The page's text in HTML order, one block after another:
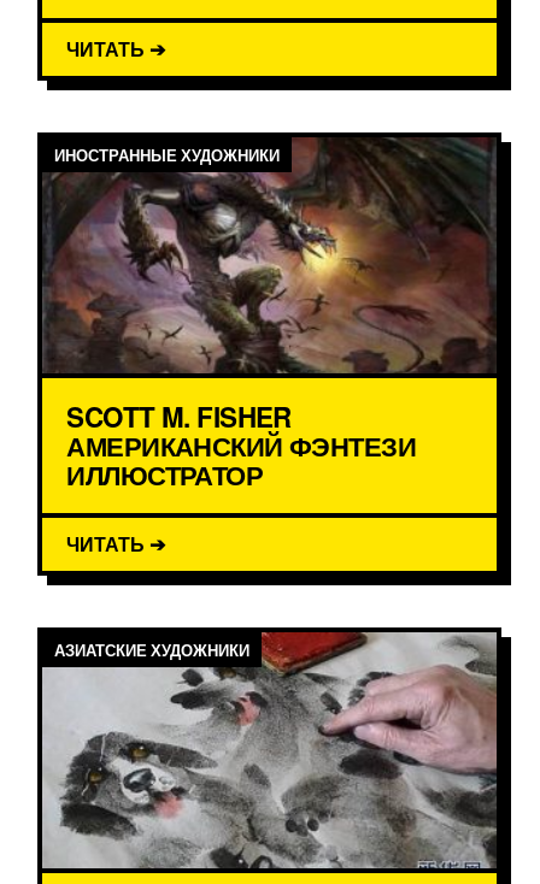
ЧИТАТЬ ➔
ИНОСТРАННЫЕ ХУДОЖНИКИ
SCOTT M. FISHER
АМЕРИКАНСКИЙ ФЭНТЕЗИ
ИЛЛЮСТРАТОР
ЧИТАТЬ ➔
АЗИАТСКИЕ ХУДОЖНИКИ